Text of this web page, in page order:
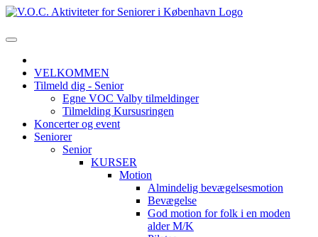
VELKOMMEN
Tilmeld dig - Senior
Egne VOC Valby tilmeldinger
Tilmelding Kursusringen
Koncerter og event
Seniorer
Senior
KURSER
Motion
Almindelig bevægelsesmotion
Bevægelse
God motion for folk i en moden
alder M/K